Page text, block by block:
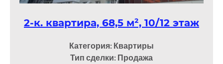
2-к. квартира, 68,5 м², 10/12 этаж
Категория: Квартиры
Тип сделки: Продажа